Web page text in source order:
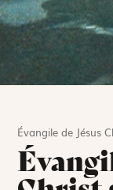
Évangile de Jésus